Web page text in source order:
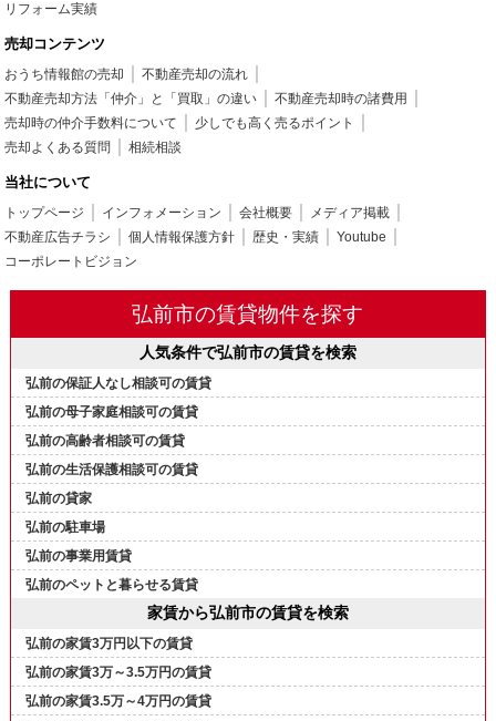
リフォーム実績
売却コンテンツ
おうち情報館の売却
不動産売却の流れ
不動産売却方法「仲介」と「買取」の違い
不動産売却時の諸費用
売却時の仲介手数料について
少しでも高く売るポイント
売却よくある質問
相続相談
当社について
トップページ インフォメーション 会社概要
メディア掲載
不動産広告チラシ
個人情報保護方針 歴史・実績
Youtube
コーポレートビジョン
弘前市の賃貸物件を探す
人気条件で弘前市の賃貸を検索
弘前の保証人なし相談可の賃貸
弘前の母子家庭相談可の賃貸
弘前の高齢者相談可の賃貸
弘前の生活保護相談可の賃貸
弘前の貸家
弘前の駐車場
弘前の事業用賃貸
弘前のペットと暮らせる賃貸
家賃から弘前市の賃貸を検索
弘前の家賃3万円以下の賃貸
弘前の家賃3万～3.5万円の賃貸
弘前の家賃3.5万～4万円の賃貸